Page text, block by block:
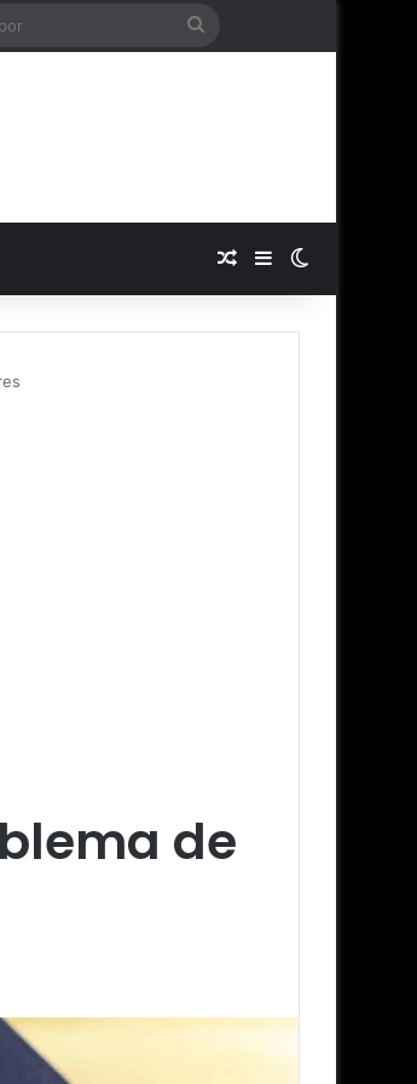
Buscar
Publicación al azar
Barra lateral
de